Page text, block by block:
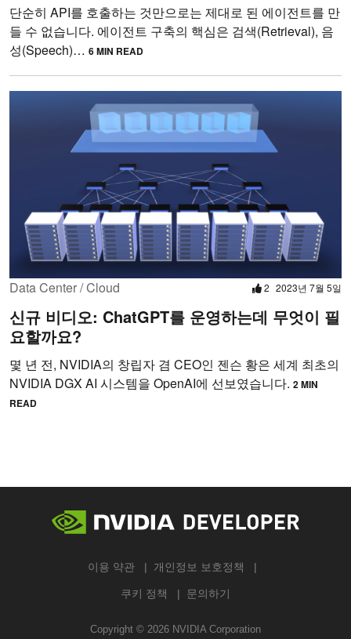
단순히 API를 호출하는 것만으로는 제대로 된 에이전트를 만
들 수 없습니다. 에이전트 구축의 핵심은 검색(Retrieval), 음
성(Speech)… 6 MIN READ
Data Center / Cloud 2 2023년 7월 5일
신규 비디오: ChatGPT를 운영하는데 무엇이 필
요할까요?
몇 년 전, NVIDIA의 창립자 겸 CEO인 젠슨 황은 세계 최초의
NVIDIA DGX AI 시스템을 OpenAI에 선보였습니다. 2 MIN
READ
이용 약관 개인정보 보호정책
쿠키 정책 문의하기
Copyright © 2026 NVIDIA Corporation